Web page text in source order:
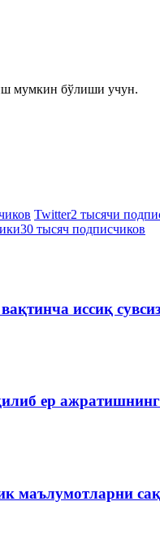
мумкин бўлиши учун.
Twitter2 тысячи
30 тысяч подписчиков
иссиқ
ер
маълумотларни